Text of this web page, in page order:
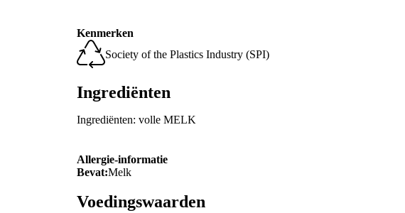
Kenmerken
Society of the Plastics Industry (SPI)
Ingrediënten
Ingrediënten: volle MELK
Allergie-informatie
Bevat:Melk
Voedingswaarden